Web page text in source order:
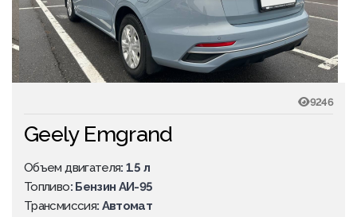
9246
Geely Emgrand
Объем двигателя: 1.5 л
Топливо: Бензин АИ-95
Трансмиссия: Автомат